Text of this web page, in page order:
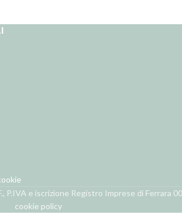
e iscrizione Registro Imprese di Ferrara
cookie policy